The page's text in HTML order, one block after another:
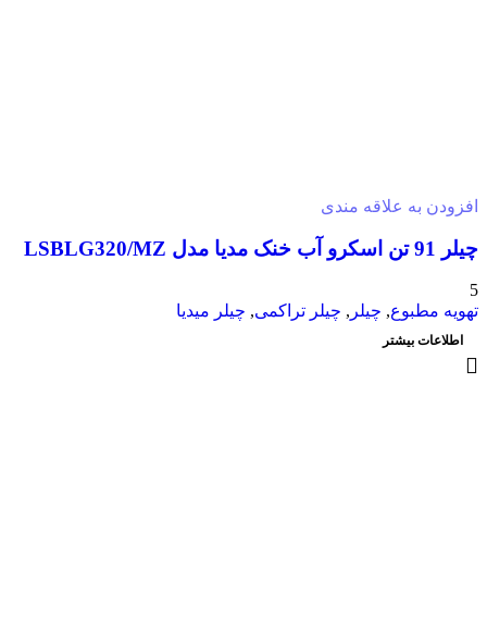
افزودن به علاقه مندی
چیلر 91 تن اسکرو آب خنک مدیا مدل LSBLG320/MZ
5
تهویه مطبوع, چیلر , چیلر تراکمی, چیلر میدیا
اطلاعات بیشتر